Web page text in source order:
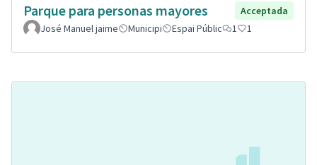
Parque para personas mayores
Acceptada
José Manuel jaime
Municipi Espai Públic 1 1